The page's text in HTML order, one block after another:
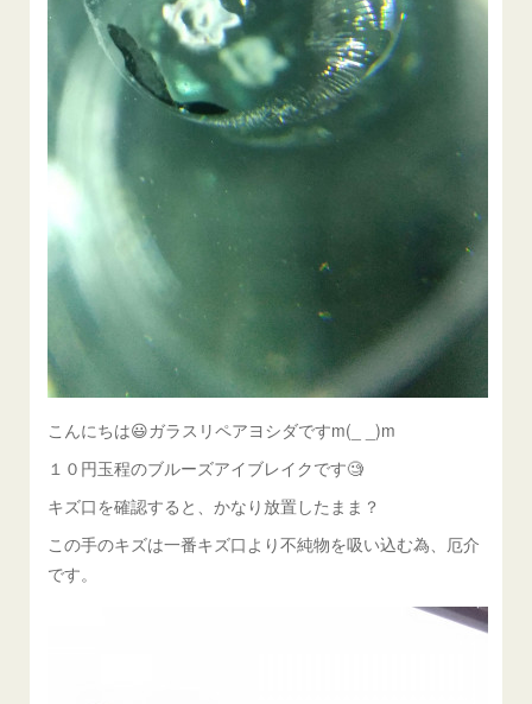
こんにちは😃ガラスリペアヨシダですm(_ _)m
１０円玉程のブルーズアイブレイクです🧐
キズ口を確認すると、かなり放置したまま？
この手のキズは一番キズ口より不純物を吸い込む為、厄介
です。